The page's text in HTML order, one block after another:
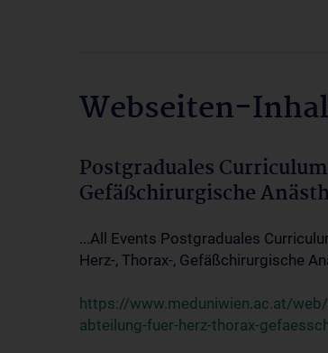
Webseiten-
Postgraduales
Gefäßchirurgische
...All Events Postgraduales
Herz-, Thorax-, Gefäßchirurgische
https://www.meduniwien.ac.at/
abteilung-fuer-herz-thorax-